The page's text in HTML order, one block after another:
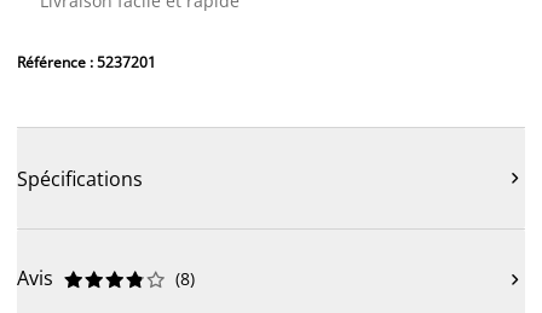
Référence : 5237201
Spécifications 
Avis 




 (8) 